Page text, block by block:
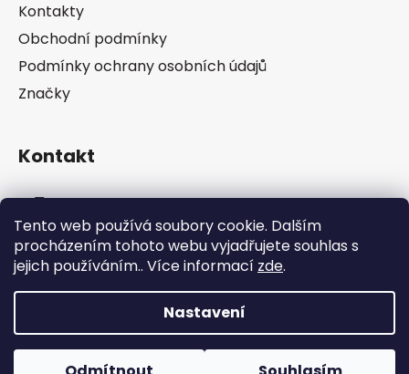
Tento web používá soubory cookie. Dalším
procházením tohoto webu vyjadřujete souhlas s
jejich používáním.. Více informací zde.
Nastavení
Kontakty
Obchodní podmínky
Podmínky ochrany osobních údajů
Značky
Kontakt
info@pip-zevl.cz
605 871 228
Vytvořil Shoptet